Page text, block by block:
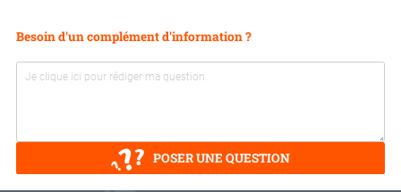
Besoin d'un complément d'information ?
POSER UNE QUESTION